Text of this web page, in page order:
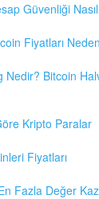
Güvenliği
Fiyatları
Nedir? Bitcoin
Kripto Paralar
Fiyatları
Fazla Değer